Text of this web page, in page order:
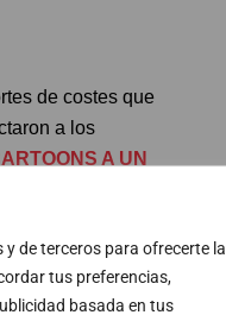
de terceros para ofrecerte la
tus preferencias,
basada en tus
de costes que
a los
A UN